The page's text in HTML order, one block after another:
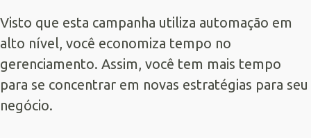
Visto que esta campanha utiliza automação em
alto nível, você economiza tempo no
gerenciamento. Assim, você tem mais tempo
para se concentrar em novas estratégias para seu
negócio.